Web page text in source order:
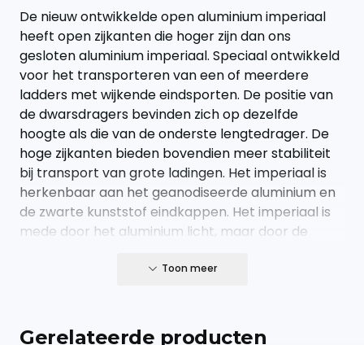
De nieuw ontwikkelde open aluminium imperiaal
heeft open zijkanten die hoger zijn dan ons
gesloten aluminium imperiaal. Speciaal ontwikkeld
voor het transporteren van een of meerdere
ladders met wijkende eindsporten. De positie van
de dwarsdragers bevinden zich op dezelfde
hoogte als die van de onderste lengtedrager. De
hoge zijkanten bieden bovendien meer stabiliteit
bij transport van grote ladingen. Het imperiaal is
herkenbaar aan het geanodiseerde aluminium en
de zwarte kunststof eindkappen. Het imperiaal is
mede door het aluminium licht, maar door de
zeker net zo sterk als het stalen imperiaal.
- volledig kleurvast
Toon meer
Gerelateerde producten